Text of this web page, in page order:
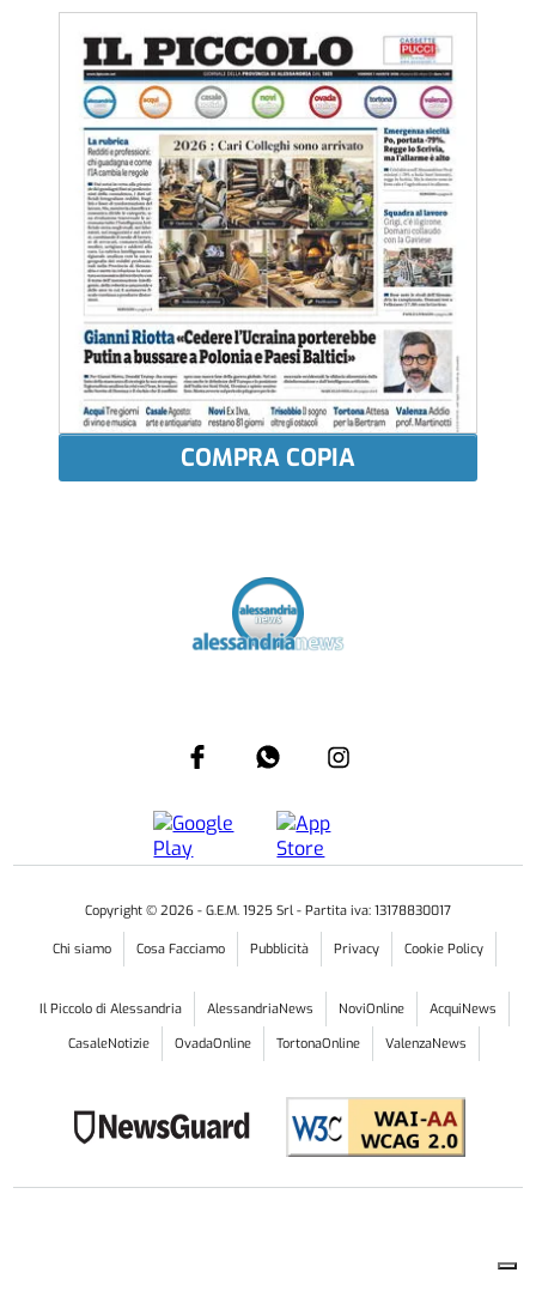
COMPRA COPIA
Copyright © 2026 - G.E.M. 1925 Srl - Partita iva: 13178830017
Chi siamo Cosa Facciamo Pubblicità Privacy Cookie Policy
Il Piccolo di Alessandria AlessandriaNews NoviOnline
AcquiNews
CasaleNotizie
OvadaOnline TortonaOnline ValenzaNews